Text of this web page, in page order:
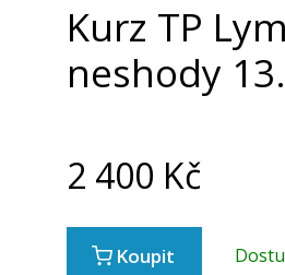
Kurz TP
neshody
2 400 Kč
Koupit